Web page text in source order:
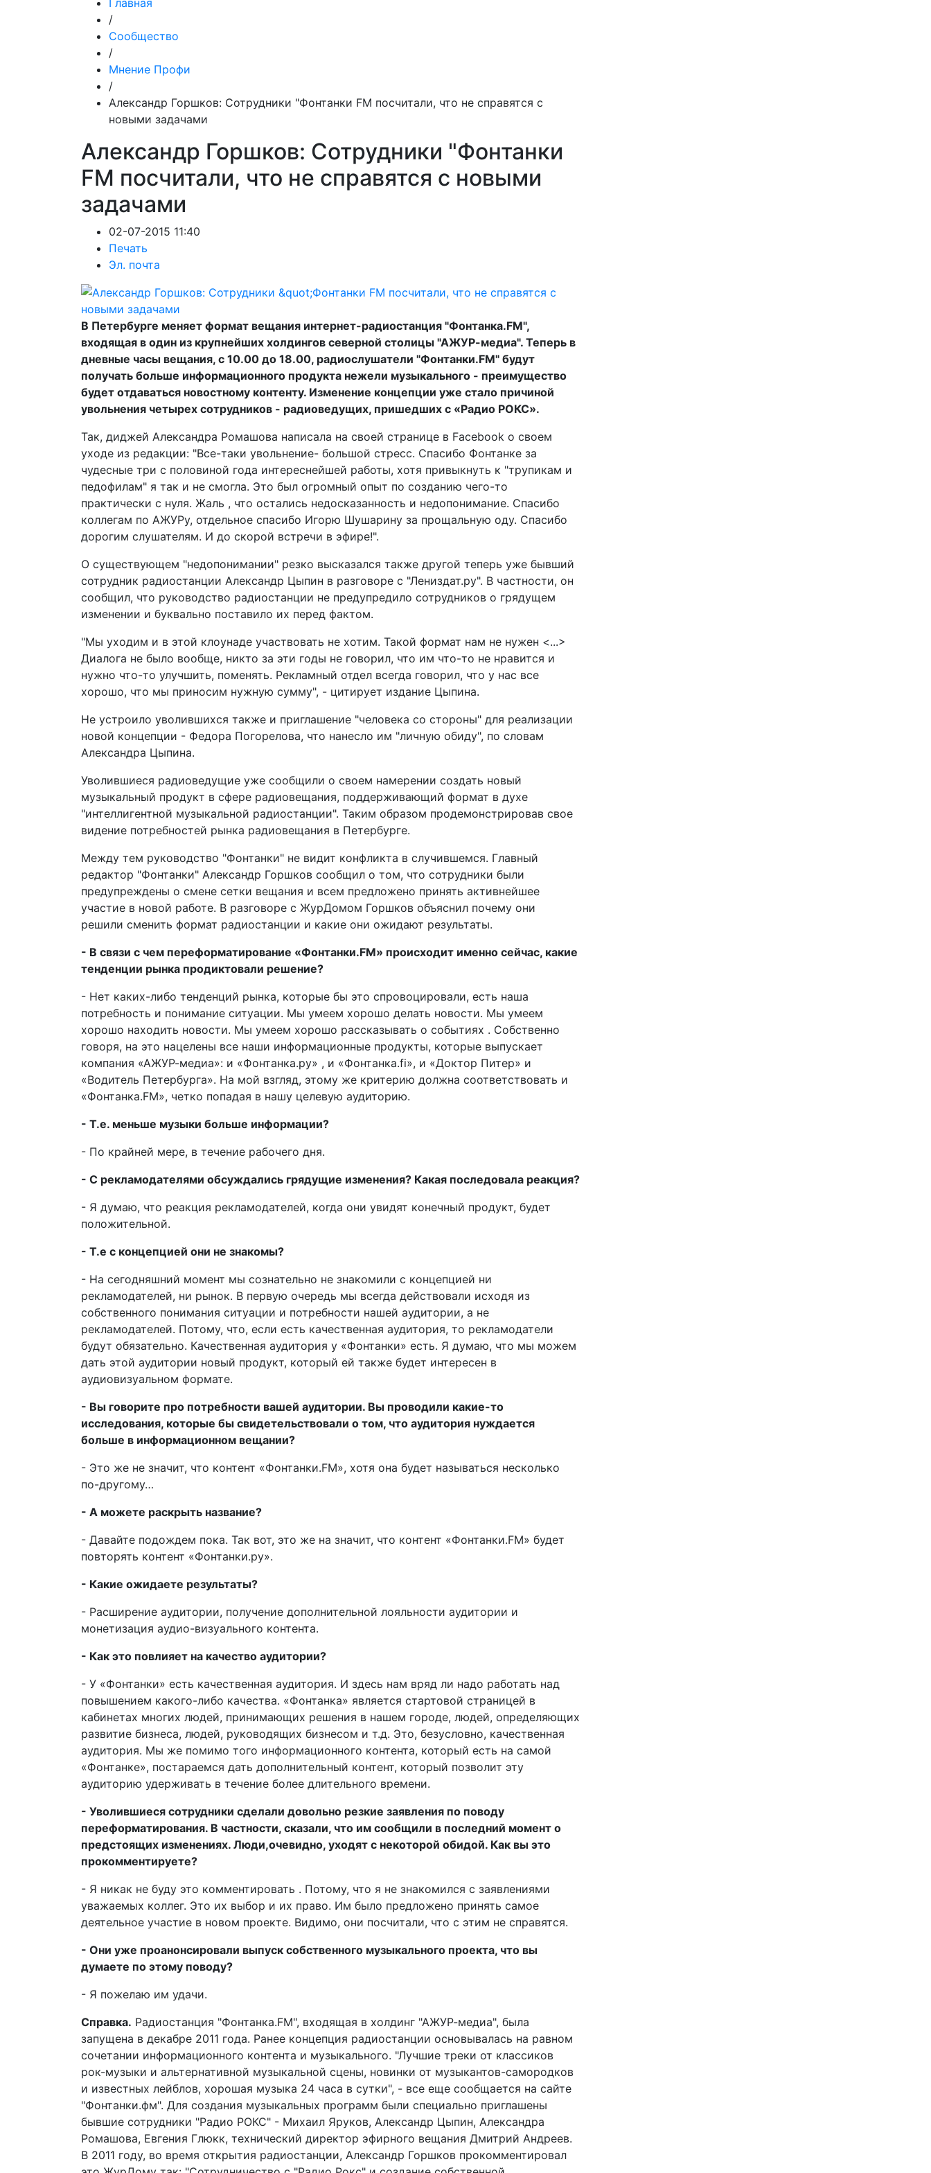
Главная
/
Сообщество
/
Мнение Профи
/
Александр Горшков: Сотрудники "Фонтанки FM посчитали, что не справятся с
новыми задачами
Александр Горшков: Сотрудники "Фонтанки
FM посчитали, что не справятся с новыми
задачами
02-07-2015 11:40
Печать
Эл. почта
В Петербурге меняет формат вещания интернет-радиостанция "Фонтанка.FM",
входящая в один из крупнейших холдингов северной столицы "АЖУР-медиа". Теперь в
дневные часы вещания, с 10.00 до 18.00, радиослушатели "Фонтанки.FM" будут
получать больше информационного продукта нежели музыкального - преимущество
будет отдаваться новостному контенту. Изменение концепции уже стало причиной
увольнения четырех сотрудников - радиоведущих, пришедших с «Радио РОКС».
Так, диджей Александра Ромашова написала на своей странице в Facebook о своем
уходе из редакции: "Все-таки увольнение- большой стресс. Спасибо Фонтанке за
чудесные три с половиной года интереснейшей работы, хотя привыкнуть к "трупикам и
педофилам" я так и не смогла. Это был огромный опыт по созданию чего-то
практически с нуля. Жаль , что остались недосказанность и недопонимание. Спасибо
коллегам по АЖУРу, отдельное спасибо Игорю Шушарину за прощальную оду. Спасибо
дорогим слушателям. И до скорой встречи в эфире!".
О существующем "недопонимании" резко высказался также другой теперь уже бывший
сотрудник радиостанции Александр Цыпин в разговоре с "Лениздат.ру". В частности, он
сообщил, что руководство радиостанции не предупредило сотрудников о грядущем
изменении и буквально поставило их перед фактом.
"Мы уходим и в этой клоунаде участвовать не хотим. Такой формат нам не нужен <...>
Диалога не было вообще, никто за эти годы не говорил, что им что-то не нравится и
нужно что-то улучшить, поменять. Рекламный отдел всегда говорил, что у нас все
хорошо, что мы приносим нужную сумму", - цитирует издание Цыпина.
Не устроило уволившихся также и приглашение "человека со стороны" для реализации
новой концепции - Федора Погорелова, что нанесло им "личную обиду", по словам
Александра Цыпина.
Уволившиеся радиоведущие уже сообщили о своем намерении создать новый
музыкальный продукт в сфере радиовещания, поддерживающий формат в духе
"интеллигентной музыкальной радиостанции". Таким образом продемонстрировав свое
видение потребностей рынка радиовещания в Петербурге.
Между тем руководство "Фонтанки" не видит конфликта в случившемся. Главный
редактор "Фонтанки" Александр Горшков сообщил о том, что сотрудники были
предупреждены о смене сетки вещания и всем предложено принять активнейшее
участие в новой работе. В разговоре с ЖурДомом Горшков объяснил почему они
решили сменить формат радиостанции и какие они ожидают результаты.
- В связи с чем переформатирование «Фонтанки.FM» происходит именно сейчас, какие
тенденции рынка продиктовали решение?
- Нет каких-либо тенденций рынка, которые бы это спровоцировали, есть наша
потребность и понимание ситуации. Мы умеем хорошо делать новости. Мы умеем
хорошо находить новости. Мы умеем хорошо рассказывать о событиях . Собственно
говоря, на это нацелены все наши информационные продукты, которые выпускает
компания «АЖУР-медиа»: и «Фонтанка.ру» , и «Фонтанка.fi», и «Доктор Питер» и
«Водитель Петербурга». На мой взгляд, этому же критерию должна соответствовать и
«Фонтанка.FM», четко попадая в нашу целевую аудиторию.
- Т.е. меньше музыки больше информации?
- По крайней мере, в течение рабочего дня.
- С рекламодателями обсуждались грядущие изменения? Какая последовала реакция?
- Я думаю, что реакция рекламодателей, когда они увидят конечный продукт, будет
положительной.
- Т.е с концепцией они не знакомы?
- На сегодняшний момент мы сознательно не знакомили с концепцией ни
рекламодателей, ни рынок. В первую очередь мы всегда действовали исходя из
собственного понимания ситуации и потребности нашей аудитории, а не
рекламодателей. Потому, что, если есть качественная аудитория, то рекламодатели
будут обязательно. Качественная аудитория у «Фонтанки» есть. Я думаю, что мы можем
дать этой аудитории новый продукт, который ей также будет интересен в
аудиовизуальном формате.
- Вы говорите про потребности вашей аудитории. Вы проводили какие-то
исследования, которые бы свидетельствовали о том, что аудитория нуждается
больше в информационном вещании?
- Это же не значит, что контент «Фонтанки.FM», хотя она будет называться несколько
по-другому…
- А можете раскрыть название?
- Давайте подождем пока. Так вот, это же на значит, что контент «Фонтанки.FM» будет
повторять контент «Фонтанки.ру».
- Какие ожидаете результаты?
- Расширение аудитории, получение дополнительной лояльности аудитории и
монетизация аудио-визуального контента.
- Как это повлияет на качество аудитории?
- У «Фонтанки» есть качественная аудитория. И здесь нам вряд ли надо работать над
повышением какого-либо качества. «Фонтанка» является стартовой страницей в
кабинетах многих людей, принимающих решения в нашем городе, людей, определяющих
развитие бизнеса, людей, руководящих бизнесом и т.д. Это, безусловно, качественная
аудитория. Мы же помимо того информационного контента, который есть на самой
«Фонтанке», постараемся дать дополнительный контент, который позволит эту
аудиторию удерживать в течение более длительного времени.
- Уволившиеся сотрудники сделали довольно резкие заявления по поводу
переформатирования. В частности, сказали, что им сообщили в последний момент о
предстоящих изменениях. Люди,очевидно, уходят с некоторой обидой. Как вы это
прокомментируете?
- Я никак не буду это комментировать . Потому, что я не знакомился с заявлениями
уважаемых коллег. Это их выбор и их право. Им было предложено принять самое
деятельное участие в новом проекте. Видимо, они посчитали, что с этим не справятся.
- Они уже проанонсировали выпуск собственного музыкального проекта, что вы
думаете по этому поводу?
- Я пожелаю им удачи.
Справка. Радиостанция "Фонтанка.FM", входящая в холдинг "АЖУР-медиа", была
запущена в декабре 2011 года. Ранее концепция радиостанции основывалась на равном
сочетании информационного контента и музыкального. "Лучшие треки от классиков
рок-музыки и альтернативной музыкальной сцены, новинки от музыкантов-самородков
и известных лейблов, хорошая музыка 24 часа в сутки", - все еще сообщается на сайте
"Фонтанки.фм". Для создания музыкальных программ были специально приглашены
бывшие сотрудники "Радио РОКС" - Михаил Яруков, Александр Цыпин, Александра
Ромашова, Евгения Глюкк, технический директор эфирного вещания Дмитрий Андреев.
В 2011 году, во время открытия радиостанции, Александр Горшков прокомментировал